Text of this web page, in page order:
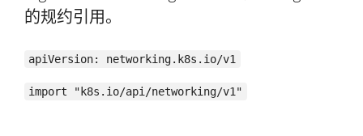
的规约引用。
apiVersion: networking.k8s.io/v1
import "k8s.io/api/networking/v1"